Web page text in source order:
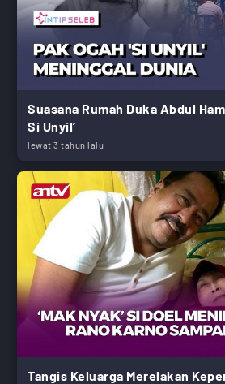
Suasana Rumah Duka Abdul
Si Unyil’
lewat 3 tahun lalu
Tangis Keluarga Merelakan